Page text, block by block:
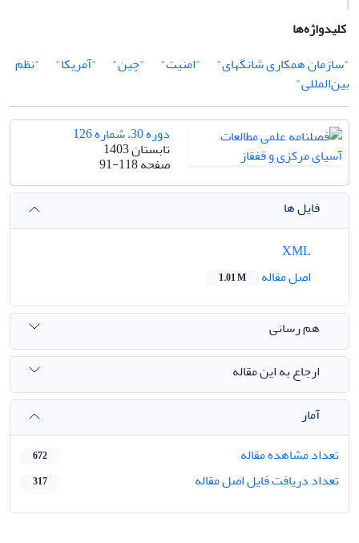
کلیدواژه‌ها
"سازمان همکاری شانگهای"
"امنیت" "چین" "آمریکا"
"نظم
بین‌المللی"
دوره 30، شماره 126
تابستان 1403
صفحه91-118
فایل ها
اصل مقاله
1.01 M
هم رسانی
ارجاع به این مقاله
آمار
تعداد مشاهده مقاله
672
تعداد دریافت فایل اصل مقاله 317